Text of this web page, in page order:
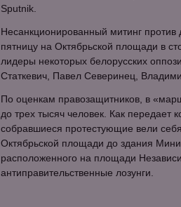
Sputnik.
Несанкционированный митинг против
пятницу на Октябрьской площади в
лидеры некоторых белорусских
Статкевич, Павел Северинец,
По оценкам правозащитников, в
до трех тысяч человек. Как передает
собравшиеся протестующие вели
Октябрьской площади до здания
расположенного на площади
антиправительственные лозунги.